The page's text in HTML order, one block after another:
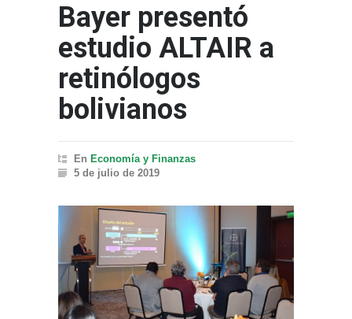
Bayer presentó
estudio ALTAIR a
retinólogos
bolivianos
En Economía y Finanzas
5 de julio de 2019